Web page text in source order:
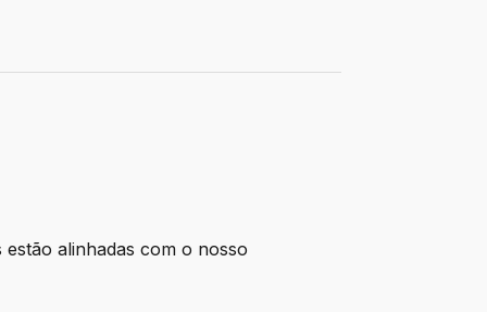
alinhadas com o nosso